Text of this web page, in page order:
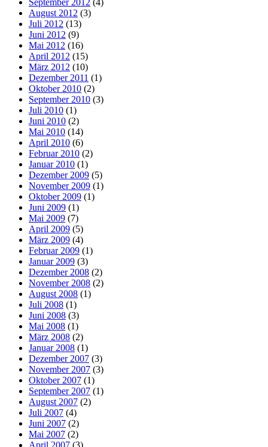
September 2012 (4)
August 2012 (3)
Juli 2012 (13)
Juni 2012 (9)
Mai 2012 (16)
April 2012 (15)
März 2012 (10)
Dezember 2011 (1)
Oktober 2010 (2)
September 2010 (3)
Juli 2010 (1)
Juni 2010 (2)
Mai 2010 (14)
April 2010 (6)
Februar 2010 (2)
Januar 2010 (1)
Dezember 2009 (5)
November 2009 (1)
Oktober 2009 (1)
Juni 2009 (1)
Mai 2009 (7)
April 2009 (5)
März 2009 (4)
Februar 2009 (1)
Januar 2009 (3)
Dezember 2008 (2)
November 2008 (2)
August 2008 (1)
Juli 2008 (1)
Juni 2008 (3)
Mai 2008 (1)
März 2008 (2)
Januar 2008 (1)
Dezember 2007 (3)
November 2007 (3)
Oktober 2007 (1)
September 2007 (1)
August 2007 (2)
Juli 2007 (4)
Juni 2007 (2)
Mai 2007 (2)
April 2007 (3)